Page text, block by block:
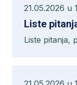
21.05.2026 u
Liste
Liste pitanja,